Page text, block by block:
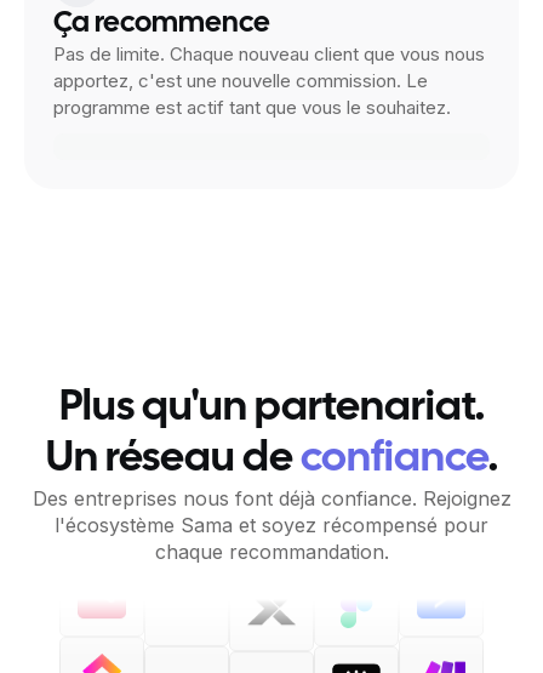
Ça recommence
Pas de limite. Chaque nouveau client que vous nous
apportez, c'est une nouvelle commission. Le
programme est actif tant que vous le souhaitez.
Plus qu'un partenariat.
Un réseau deconfiance.
Des entreprises nous font déjà confiance. Rejoignez
l'écosystème Sama et soyez récompensé pour
chaque recommandation.